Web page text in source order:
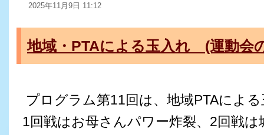
2025年11月9日 11:12
地域・PTAによる玉入れ (運動会
プログラム第11回は、地域PTAによ
1回戦はお母さんパワー炸裂、2回戦は